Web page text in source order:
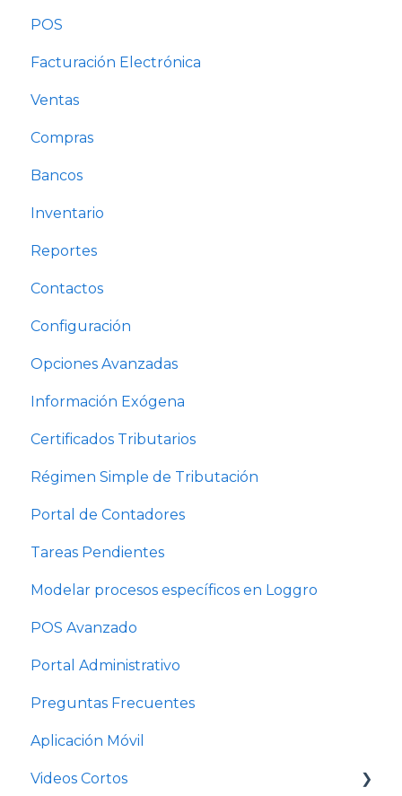
Plan Básico y Estándar (sin contabilidad)
Solo Contabilidad
POS
Facturación Electrónica
Ventas
Compras
Bancos
Inventario
Reportes
Contactos
Configuración
Opciones Avanzadas
Información Exógena
Certificados Tributarios
Régimen Simple de Tributación
Portal de Contadores
Tareas Pendientes
Modelar procesos específicos en Loggro
POS Avanzado
Portal Administrativo
Preguntas Frecuentes
Aplicación Móvil
Videos Cortos